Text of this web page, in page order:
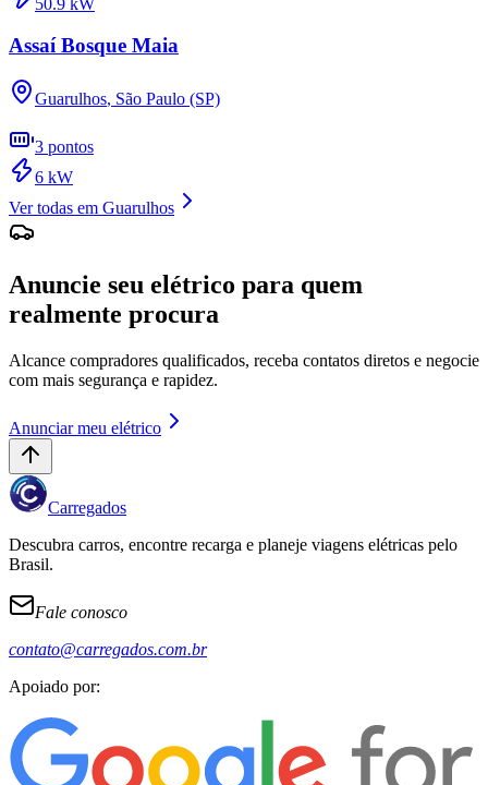
Assaí Bosque Maia
Guarulhos, São Paulo (SP)
3 pontos
6 kW
Ver todas em Guarulhos
Anuncie seu elétrico para quem
realmente procura
Alcance compradores qualificados, receba contatos diretos e negocie
com mais segurança e rapidez.
Anunciar meu elétrico
Carregados
Descubra carros, encontre recarga e planeje viagens elétricas pelo
Brasil.
Fale conosco
contato@carregados.com.br
Apoiado por: